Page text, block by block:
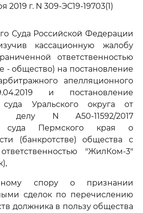
2019 г. N 309-ЭС19-19703(1)
Суда Российской Федерации
кассационную жалобу
ответственностью
- общество) на постановление
апелляционного
и постановление
Уральского округа от
делу N А50-11592/2017
суда Пермского края о
(банкротстве) общества с
"ЖилКом-3"
спору о признании
сделок по перечислению
должника в пользу общества